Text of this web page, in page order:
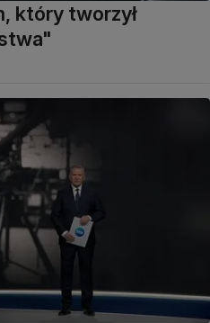
który tworzył